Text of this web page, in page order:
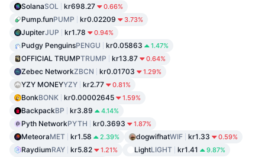
SolanaSOL kr698.27 0.66%
Pump.funPUMP kr0.02209 3.73%
JupiterJUP kr1.78 0.94%
Pudgy PenguinsPENGU kr0.05863 1.47%
OFFICIAL TRUMPTRUMP kr13.87 0.64%
Zebec NetworkZBCN kr0.01703 1.29%
YZY MONEYYZY kr2.77 0.81%
BonkBONK kr0.00002645 1.59%
BackpackBP kr3.89 4.14%
Pyth NetworkPYTH kr0.3693 1.87%
MeteoraMET kr1.58 2.39% dogwifhatWIF kr1.33 0.59%
RaydiumRAY kr5.82 1.21% LightLIGHT kr1.41 9.87%